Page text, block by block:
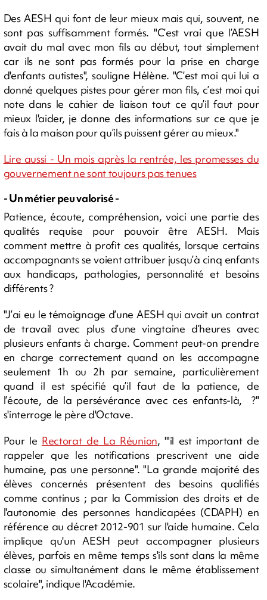
Des AESH qui font de leur mieux mais qui, souvent, ne
sont pas suffisamment formés. "C’est vrai que l’AESH
avait du mal avec mon fils au début, tout simplement
car ils ne sont pas formés pour la prise en charge
d'enfants autistes", souligne Hélène. "C’est moi qui lui a
donné quelques pistes pour gérer mon fils, c’est moi qui
note dans le cahier de liaison tout ce qu’il faut pour
mieux l'aider, je donne des informations sur ce que je
fais à la maison pour qu’ils puissent gérer au mieux."
Lire aussi - Un mois après la rentrée, les promesses du
gouvernement ne sont toujours pas tenues
- Un métier peu valorisé -
Patience, écoute, compréhension, voici une partie des
qualités requise pour pouvoir être AESH. Mais
comment mettre à profit ces qualités, lorsque certains
accompagnants se voient attribuer jusqu’à cinq enfants
aux handicaps, pathologies, personnalité et besoins
différents ?
"J’ai eu le témoignage d’une AESH qui avait un contrat
de travail avec plus d’une vingtaine d’heures avec
plusieurs enfants à charge. Comment peut-on prendre
en charge correctement quand on les accompagne
seulement 1h ou 2h par semaine, particulièrement
quand il est spécifié qu’il faut de la patience, de
l’écoute, de la persévérance avec ces enfants-là, ?"
s'interroge le père d'Octave.
Pour le Rectorat de La Réunion, '"il est important de
rappeler que les notifications prescrivent une aide
humaine, pas une personne". "La grande majorité des
élèves concernés présentent des besoins qualifiés
comme continus ; par la Commission des droits et de
l'autonomie des personnes handicapées (CDAPH) en
référence au décret 2012-901 sur l'aide humaine. Cela
implique qu'un AESH peut accompagner plusieurs
élèves, parfois en même temps s'ils sont dans la même
classe ou simultanément dans le même établissement
scolaire", indique l'Académie.